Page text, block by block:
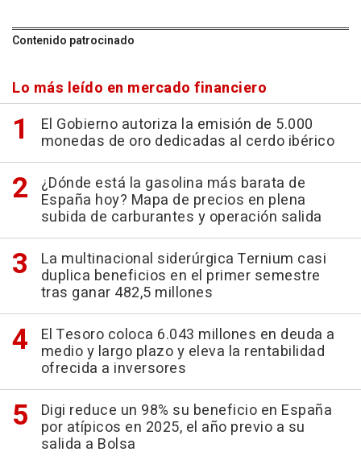
Contenido patrocinado
Lo más leído en mercado financiero
El Gobierno autoriza la emisión de 5.000
monedas de oro dedicadas al cerdo ibérico
¿Dónde está la gasolina más barata de
España hoy? Mapa de precios en plena
subida de carburantes y operación salida
La multinacional siderúrgica Ternium casi
duplica beneficios en el primer semestre
tras ganar 482,5 millones
El Tesoro coloca 6.043 millones en deuda a
medio y largo plazo y eleva la rentabilidad
ofrecida a inversores
Digi reduce un 98% su beneficio en España
por atípicos en 2025, el año previo a su
salida a Bolsa